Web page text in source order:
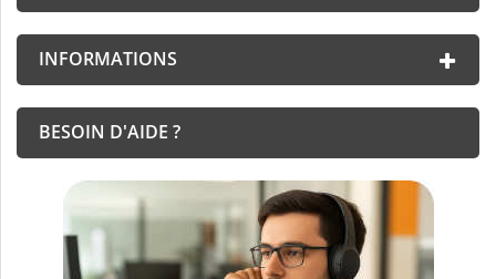
INFORMATIONS
BESOIN D'AIDE ?